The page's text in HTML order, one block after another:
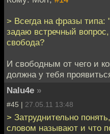
> Всегда на фразы
задаю встречный
свобода?
И свободным от чего и
должна у тебя
Nalu4e »
#45 | 27.05.11 13:48
> Затруднительно
словом называют и что